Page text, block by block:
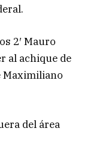
2′ Mauro
al achique de
Maximiliano
del área